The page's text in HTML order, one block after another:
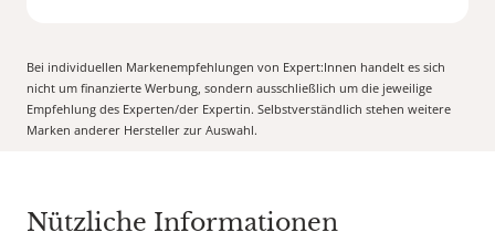
Bei individuellen Markenempfehlungen von Expert:Innen handelt es sich
nicht um finanzierte Werbung, sondern ausschließlich um die jeweilige
Empfehlung des Experten/der Expertin. Selbstverständlich stehen weitere
Marken anderer Hersteller zur Auswahl.
Nützliche Informationen